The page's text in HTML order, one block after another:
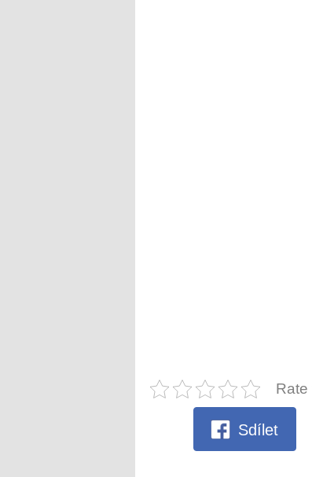
Rate
Sdílet